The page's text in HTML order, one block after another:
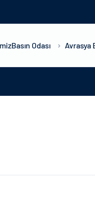
Basın Odası Avrasya